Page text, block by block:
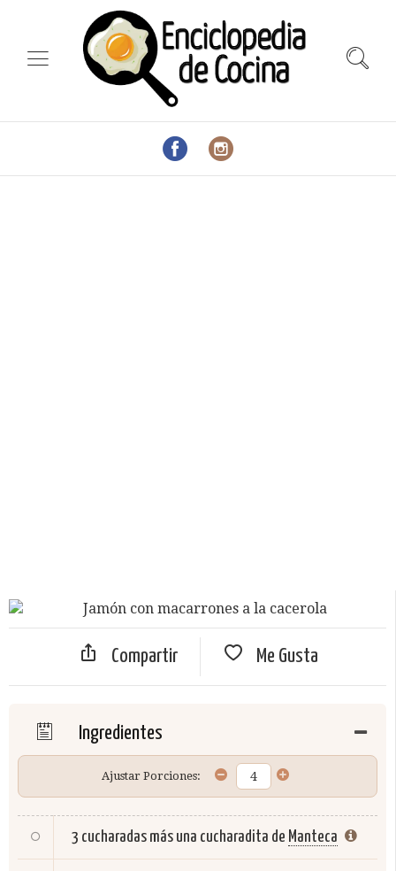
Compartir Me Gusta
Ingredientes
Ajustar Porciones:
3 cucharadas más una cucharadita de Manteca